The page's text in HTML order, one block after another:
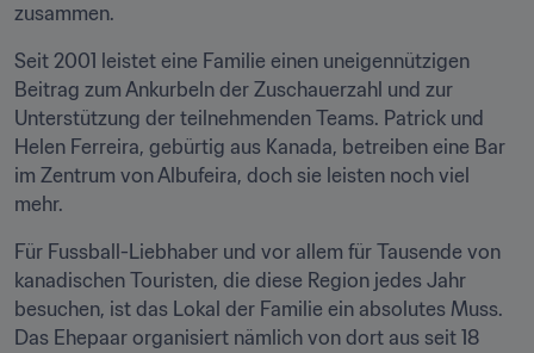
zusammen.
Seit 2001 leistet eine Familie einen uneigennützigen
Beitrag zum Ankurbeln der Zuschauerzahl und zur
Unterstützung der teilnehmenden Teams. Patrick und
Helen Ferreira, gebürtig aus Kanada, betreiben eine Bar
im Zentrum von Albufeira, doch sie leisten noch viel
mehr.
Für Fussball-Liebhaber und vor allem für Tausende von
kanadischen Touristen, die diese Region jedes Jahr
besuchen, ist das Lokal der Familie ein absolutes Muss.
Das Ehepaar organisiert nämlich von dort aus seit 18